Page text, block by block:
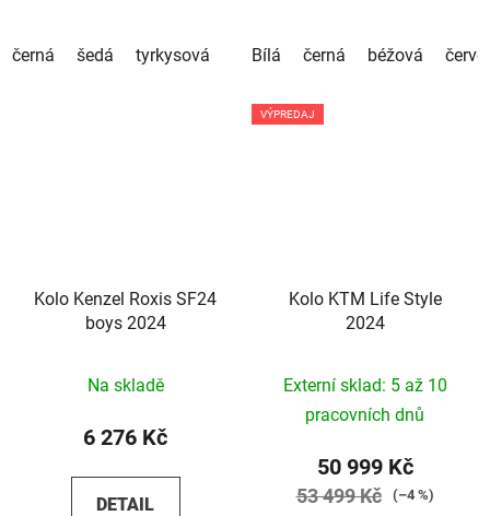
černá šedá tyrkysová Bílá černá béžová
Kolo Kenzel Roxis SF24
boys 2024
Na skladě
6 276 Kč
DETAIL
VÝPREDAJ
Kolo KTM Life Style
2024
Externí sklad: 5 až 10
pracovních dnů
50 999 Kč
53 499 Kč (–4 %)